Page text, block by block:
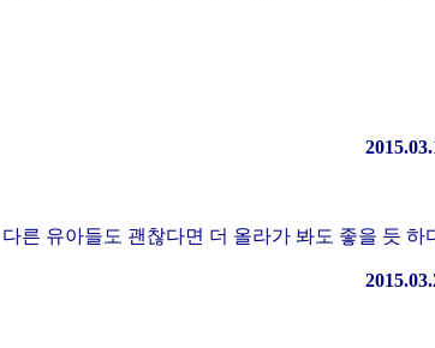
른 유아들도 괜찮다면 더 올라가 봐도 좋을 듯 하